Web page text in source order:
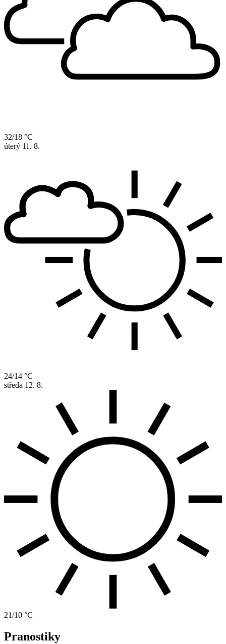
32/18 °C
úterý 11. 8.
24/14 °C
středa 12. 8.
21/10 °C
Pranostiky